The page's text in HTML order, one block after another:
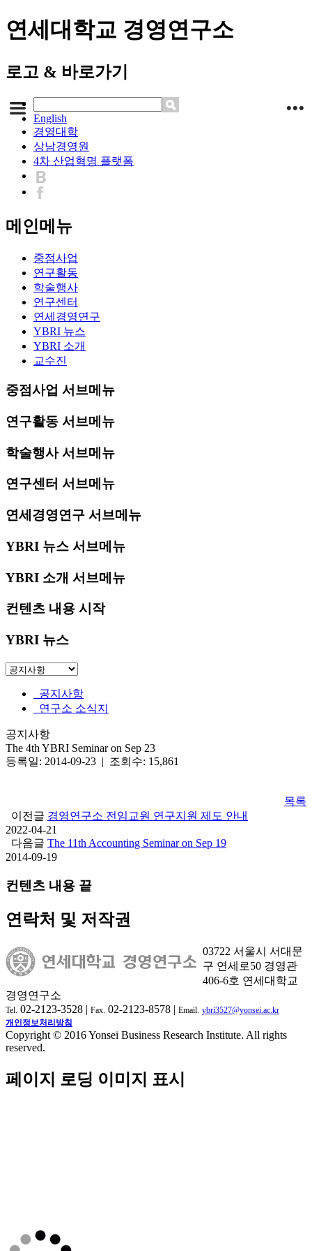
연세대학교 경영연구소
로고 & 바로가기
English
경영대학
상남경영원
4차 산업혁명 플랫폼
메인메뉴
중점사업
연구활동
학술행사
연구센터
연세경영연구
YBRI 뉴스
YBRI 소개
교수진
중점사업 서브메뉴
연구활동 서브메뉴
학술행사 서브메뉴
연구센터 서브메뉴
연세경영연구 서브메뉴
YBRI 뉴스 서브메뉴
YBRI 소개 서브메뉴
컨텐츠 내용 시작
YBRI 뉴스
공지사항
연구소 소식지
공지사항
The 4th YBRI Seminar on Sep 23
등록일: 2014-09-23 | 조회수: 15,861
목록
이전글 경영연구소 전임교원 연구지원 제도 안내
2022-04-21
다음글 The 11th Accounting Seminar on Sep 19
2014-09-19
컨텐츠 내용 끝
연락처 및 저작권
03722 서울시 서대문
구 연세로50 경영관
406-6호 연세대학교
경영연구소
Tel. 02-2123-3528 | Fax. 02-2123-8578 | Email. ybri3527@yonsei.ac.kr
개인정보처리방침
Copyright © 2016 Yonsei Business Research Institute. All rights
reserved.
페이지 로딩 이미지 표시